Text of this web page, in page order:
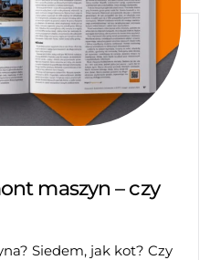
maszyn – czy
Siedem, jak kot? Czy